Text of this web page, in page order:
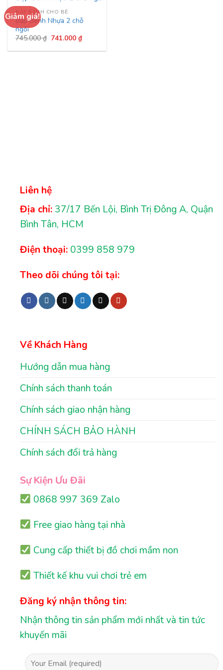
Giảm giá!
BẬP BÊNH CHO BÉ
Bập Bênh Nhựa 2 chỗ
ngồi
745.000₫ Giá
là:
741.000₫Giá
tại
Liên hệ
Địa chỉ: 37/17 Bến Lội, Bình Trị Đông A, Quận
Bình Tân, HCM
Điện thoại: 0399 858 979
Theo dõi chúng tôi tại:
Về Khách Hàng
Hướng dẫn mua hàng
Chính sách thanh toán
Chính sách giao nhận hàng
CHÍNH SÁCH BẢO HÀNH
Chính sách đổi trả hàng
Sự Kiện Ưu Đãi
0868 997 369 Zalo
Free giao hàng tại nhà
Cung cấp thiết bị đồ chơi mầm non
Thiết kế khu vui chơi trẻ em
Đăng ký nhận thông tin:
Nhận thông tin sản phẩm mới nhất và tin tức
khuyến mãi